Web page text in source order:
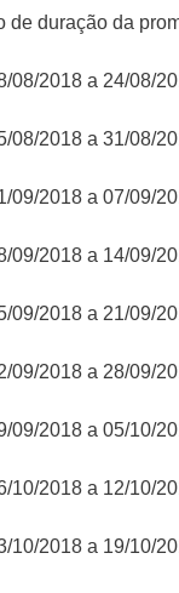
duração da
08/2018 a 24/08/
08/2018 a 31/08/
09/2018 a 07/09/
09/2018 a 14/09/
09/2018 a 21/09/
09/2018 a 28/09/
09/2018 a 05/10/
10/2018 a 12/10/
10/2018 a 19/10/